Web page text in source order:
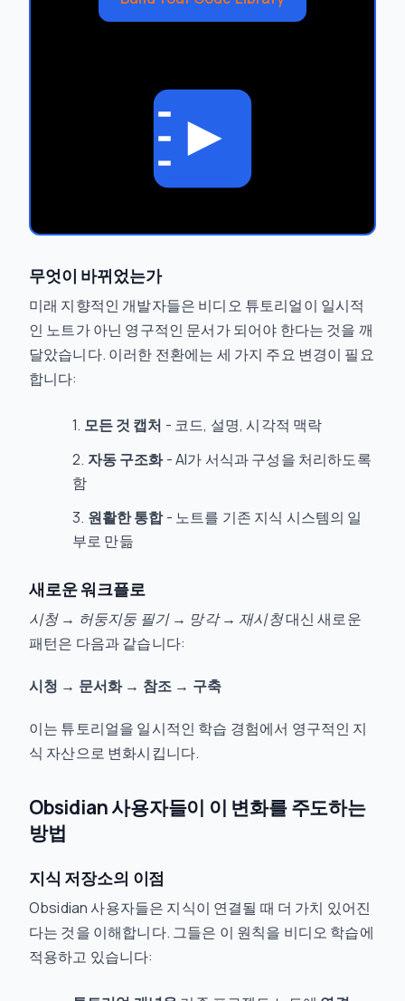
무엇이 바뀌었는가
미래 지향적인 개발자들은 비디오 튜토리얼이 일시적
인 노트가 아닌 영구적인 문서가 되어야 한다는 것을 깨
달았습니다. 이러한 전환에는 세 가지 주요 변경이 필요
합니다:
모든 것 캡처 - 코드, 설명, 시각적 맥락
자동 구조화- AI가 서식과 구성을 처리하도록
함
원활한 통합- 노트를 기존 지식 시스템의 일
부로 만듦
새로운 워크플로
시청 → 허둥지둥 필기 → 망각 → 재시청대신 새로운
패턴은 다음과 같습니다:
시청 → 문서화 → 참조 → 구축
이는 튜토리얼을 일시적인 학습 경험에서 영구적인 지
식 자산으로 변화시킵니다.
Obsidian 사용자들이 이 변화를 주도하는
방법
지식 저장소의 이점
Obsidian 사용자들은 지식이 연결될 때 더 가치 있어진
다는 것을 이해합니다. 그들은 이 원칙을 비디오 학습에
적용하고 있습니다: